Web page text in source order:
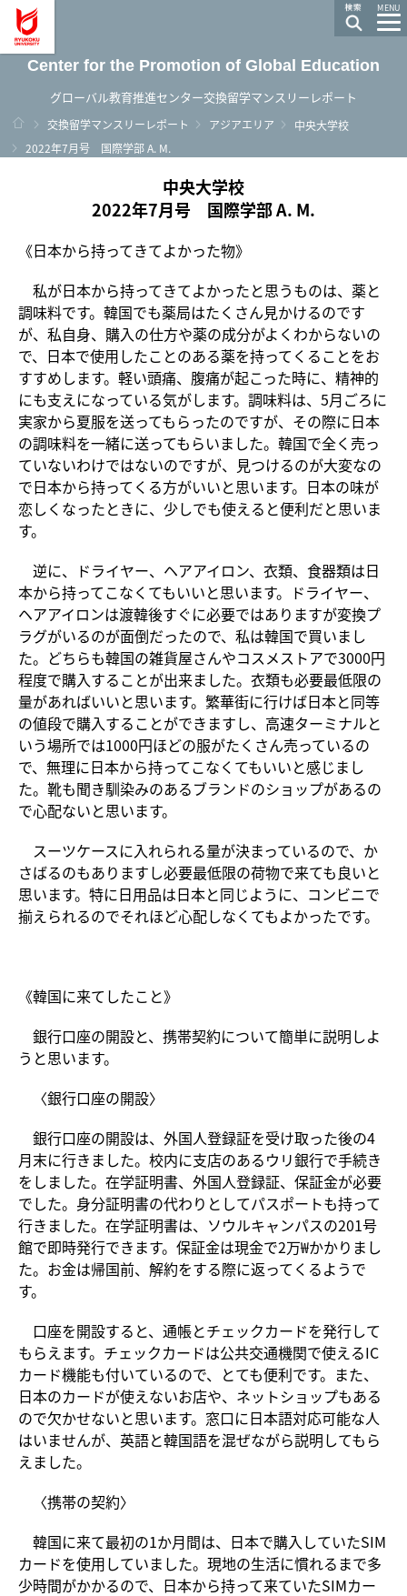
MENU
Center for the Promotion of Global Education
グローバル教育推進センター交換留学マンスリーレポート
ホーム
交換留学マンスリーレポート アジアエリア
中央大学校
2022年7月号 国際学部 A. M.
中央大学校
2022年7月号 国際学部 A. M.
《日本から持ってきてよかった物》
私が日本から持ってきてよかったと思うものは、薬と
調味料です。韓国でも薬局はたくさん見かけるのです
が、私自身、購入の仕方や薬の成分がよくわからないの
で、日本で使用したことのある薬を持ってくることをお
すすめします。軽い頭痛、腹痛が起こった時に、精神的
にも支えになっている気がします。調味料は、5月ごろに
実家から夏服を送ってもらったのですが、その際に日本
の調味料を一緒に送ってもらいました。韓国で全く売っ
ていないわけではないのですが、見つけるのが大変なの
で日本から持ってくる方がいいと思います。日本の味が
恋しくなったときに、少しでも使えると便利だと思いま
す。
逆に、ドライヤー、ヘアアイロン、衣類、食器類は日
本から持ってこなくてもいいと思います。ドライヤー、
ヘアアイロンは渡韓後すぐに必要ではありますが変換プ
ラグがいるのが面倒だったので、私は韓国で買いまし
た。どちらも韓国の雑貨屋さんやコスメストアで3000円
程度で購入することが出来ました。衣類も必要最低限の
量があればいいと思います。繁華街に行けば日本と同等
の値段で購入することができますし、高速ターミナルと
いう場所では1000円ほどの服がたくさん売っているの
で、無理に日本から持ってこなくてもいいと感じまし
た。靴も聞き馴染みのあるブランドのショップがあるの
で心配ないと思います。
スーツケースに入れられる量が決まっているので、か
さばるのもありますし必要最低限の荷物で来ても良いと
思います。特に日用品は日本と同じように、コンビニで
揃えられるのでそれほど心配しなくてもよかったです。
《韓国に来てしたこと》
銀行口座の開設と、携帯契約について簡単に説明しよ
うと思います。
〈銀行口座の開設〉
銀行口座の開設は、外国人登録証を受け取った後の4
月末に行きました。校内に支店のあるウリ銀行で手続き
をしました。在学証明書、外国人登録証、保証金が必要
でした。身分証明書の代わりとしてパスポートも持って
行きました。在学証明書は、ソウルキャンパスの201号
館で即時発行できます。保証金は現金で2万₩かかりまし
た。お金は帰国前、解約をする際に返ってくるようで
す。
口座を開設すると、通帳とチェックカードを発行して
もらえます。チェックカードは公共交通機関で使えるIC
カード機能も付いているので、とても便利です。また、
日本のカードが使えないお店や、ネットショップもある
ので欠かせないと思います。窓口に日本語対応可能な人
はいませんが、英語と韓国語を混ぜながら説明してもら
えました。
〈携帯の契約〉
韓国に来て最初の1か月間は、日本で購入していたSIM
カードを使用していました。現地の生活に慣れるまで多
少時間がかかるので、日本から持って来ていたSIMカー